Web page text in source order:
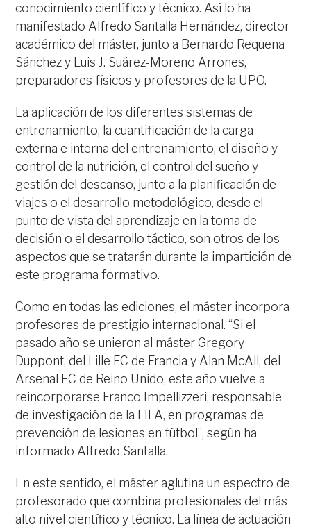
conocimiento científico y técnico. Así lo ha
manifestado Alfredo Santalla Hernández, director
académico del máster, junto a Bernardo Requena
Sánchez y Luis J. Suárez-Moreno Arrones,
preparadores físicos y profesores de la UPO.
La aplicación de los diferentes sistemas de
entrenamiento, la cuantificación de la carga
externa e interna del entrenamiento, el diseño y
control de la nutrición, el control del sueño y
gestión del descanso, junto a la planificación de
viajes o el desarrollo metodológico, desde el
punto de vista del aprendizaje en la toma de
decisión o el desarrollo táctico, son otros de los
aspectos que se tratarán durante la impartición de
este programa formativo.
Como en todas las ediciones, el máster incorpora
profesores de prestigio internacional. “Si el
pasado año se unieron al máster Gregory
Duppont, del Lille FC de Francia y Alan McAll, del
Arsenal FC de Reino Unido, este año vuelve a
reincorporarse Franco Impellizzeri, responsable
de investigación de la FIFA, en programas de
prevención de lesiones en fútbol”, según ha
informado Alfredo Santalla.
En este sentido, el máster aglutina un espectro de
profesorado que combina profesionales del más
alto nivel científico y técnico. La línea de actuación